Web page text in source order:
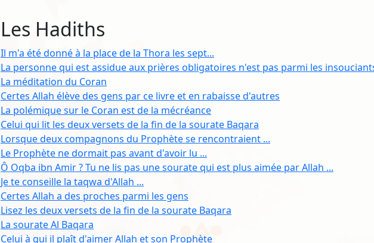
Les Hadiths
Il m'a été donné à la place de la Thora les sept...
La personne qui est assidue aux prières obligatoires n'est pas parmi les
La méditation du Coran
Certes Allah élève des gens par ce livre et en rabaisse d'autres
La polémique sur le Coran est de la mécréance
Celui qui lit les deux versets de la fin de la sourate Baqara
Lorsque deux compagnons du Prophète se rencontraient ...
Le Prophète ne dormait pas avant d'avoir lu ...
Ô Oqba ibn Amir ? Tu ne lis pas une sourate qui est plus aimée par Allah ...
Je te conseille la taqwa d'Allah ...
Certes Allah a des proches parmi les gens
Lisez les deux versets de la fin de la sourate Baqara
La sourate Al Baqara
Celui à qui il plaît d'aimer Allah et son Prophète